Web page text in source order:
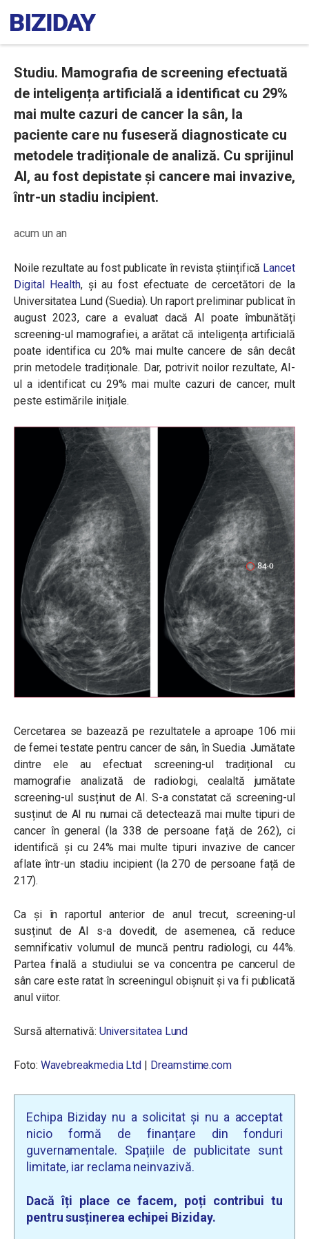
Studiu. Mamografia de screening efectuată
de inteligența artificială a identificat cu 29%
mai multe cazuri de cancer la sân, la
paciente care nu fuseseră diagnosticate cu
metodele tradiționale de analiză. Cu sprijinul
AI, au fost depistate și cancere mai invazive,
într-un stadiu incipient.
acum un an
Noile rezultate au fost publicate în revista științifică Lancet
Digital Health, și au fost efectuate de cercetători de la
Universitatea Lund (Suedia). Un raport preliminar publicat în
august 2023, care a evaluat dacă AI poate îmbunătăți
screening-ul mamografiei, a arătat că inteligența artificială
poate identifica cu 20% mai multe cancere de sân decât
prin metodele tradiționale. Dar, potrivit noilor rezultate, AI-
ul a identificat cu 29% mai multe cazuri de cancer, mult
peste estimările inițiale.
Cercetarea se bazează pe rezultatele a aproape 106 mii
de femei testate pentru cancer de sân, în Suedia. Jumătate
dintre ele au efectuat screening-ul tradițional cu
mamografie analizată de radiologi, cealaltă jumătate
screening-ul susținut de AI. S-a constatat că screening-ul
susținut de AI nu numai că detectează mai multe tipuri de
cancer în general (la 338 de persoane față de 262), ci
identifică și cu 24% mai multe tipuri invazive de cancer
aflate într-un stadiu incipient (la 270 de persoane față de
217).
Ca și în raportul anterior de anul trecut, screening-ul
susținut de AI s-a dovedit, de asemenea, că reduce
semnificativ volumul de muncă pentru radiologi, cu 44%.
Partea finală a studiului se va concentra pe cancerul de
sân care este ratat în screeningul obișnuit și va fi publicată
anul viitor.
Sursă alternativă: Universitatea Lund
Foto: Wavebreakmedia Ltd | Dreamstime.com
Echipa Biziday nu a solicitat și nu a acceptat
nicio formă de finanțare din fonduri
guvernamentale. Spațiile de publicitate sunt
limitate, iar reclama neinvazivă.
Dacă îți place ce facem, poți contribui tu
pentru susținerea echipei Biziday.